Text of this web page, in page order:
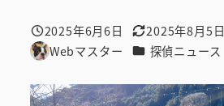
投稿日
2025年6月6日
更新日
2025年8月5日
著
Webマスター カテゴリー
探偵ニュース